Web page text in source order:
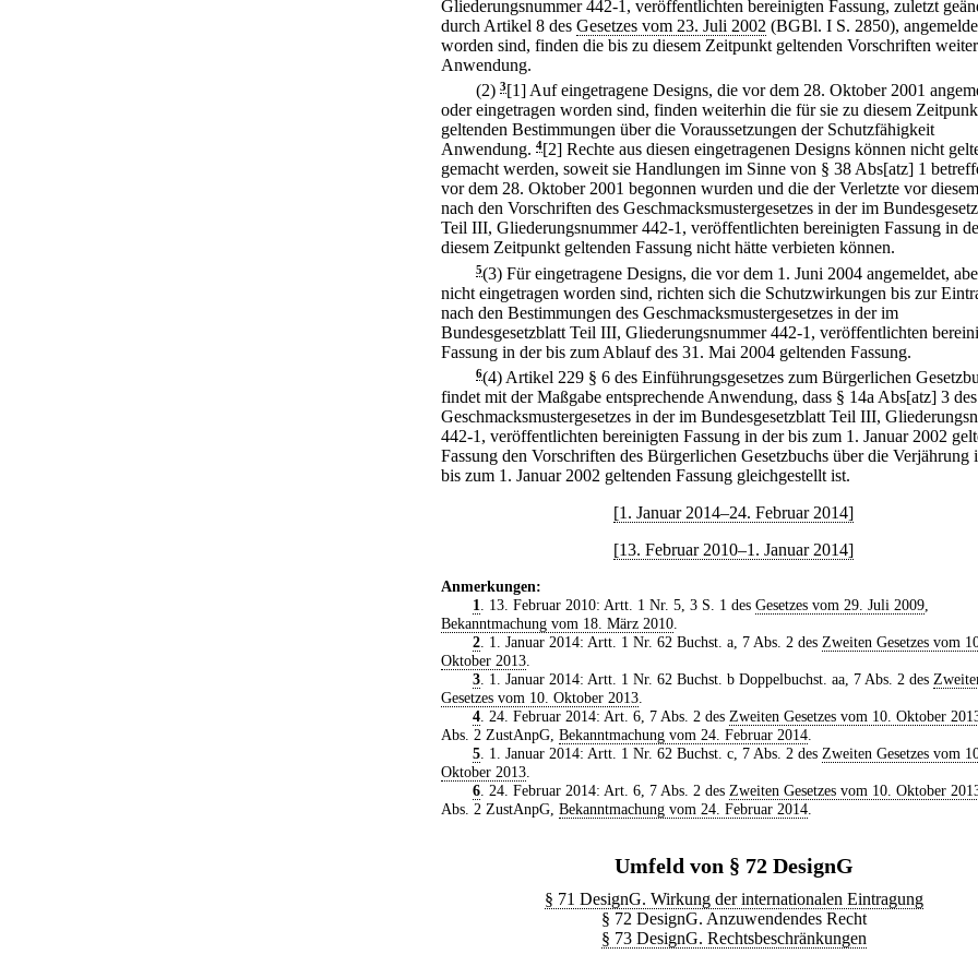
Gliederungsnummer 442-1, veröffentlichten bereinigten Fassung, zuletzt
durch Artikel 8 des Gesetzes vom 23. Juli 2002 (BGBl. I S. 2850),
worden sind, finden die bis zu diesem Zeitpunkt geltenden Vorschriften
Anwendung.
(2) 3[1] Auf eingetragene Designs, die vor dem 28. Oktober 2001
oder eingetragen worden sind, finden weiterhin die für sie zu diesem
geltenden Bestimmungen über die Voraussetzungen der Schutzfähigkeit
Anwendung. 4[2] Rechte aus diesen eingetragenen Designs können nicht
gemacht werden, soweit sie Handlungen im Sinne von § 38 Abs[atz] 1
vor dem 28. Oktober 2001 begonnen wurden und die der Verletzte vor
nach den Vorschriften des Geschmacksmustergesetzes in der im
Teil III, Gliederungsnummer 442-1, veröffentlichten bereinigten Fassung in
diesem Zeitpunkt geltenden Fassung nicht hätte verbieten können.
5(3) Für eingetragene Designs, die vor dem 1. Juni 2004 angemeldet,
nicht eingetragen worden sind, richten sich die Schutzwirkungen bis zur
nach den Bestimmungen des Geschmacksmustergesetzes in der im
Bundesgesetzblatt Teil III, Gliederungsnummer 442-1, veröffentlichten
Fassung in der bis zum Ablauf des 31. Mai 2004 geltenden Fassung.
6(4) Artikel 229 § 6 des Einführungsgesetzes zum Bürgerlichen
findet mit der Maßgabe entsprechende Anwendung, dass § 14a Abs[atz] 3 des
Geschmacksmustergesetzes in der im Bundesgesetzblatt Teil III,
442-1, veröffentlichten bereinigten Fassung in der bis zum 1. Januar 2002
Fassung den Vorschriften des Bürgerlichen Gesetzbuchs über die Verjährung
bis zum 1. Januar 2002 geltenden Fassung gleichgestellt ist.
[1. Januar 2014–24. Februar 2014]
[13. Februar 2010–1. Januar 2014]
Anmerkungen:
1
. 13. Februar 2010: Artt. 1 Nr. 5, 3 S. 1 des Gesetzes vom 29. Juli 2009,
Bekanntmachung vom 18. März 2010
2. 1. Januar 2014: Artt. 1 Nr. 62 Buchst. a, 7 Abs. 2 des Zweiten Gesetzes vom
Oktober 2013
3. 1. Januar 2014: Artt. 1 Nr. 62 Buchst. b Doppelbuchst. aa, 7 Abs. 2 des
Gesetzes vom 10. Oktober 2013
4. 24. Februar 2014: Art. 6, 7 Abs. 2 des Zweiten Gesetzes vom 10. Oktober
Abs. 2 ZustAnpG, Bekanntmachung vom 24. Februar 2014
5. 1. Januar 2014: Artt. 1 Nr. 62 Buchst. c, 7 Abs. 2 des Zweiten Gesetzes vom
Oktober 2013
6. 24. Februar 2014: Art. 6, 7 Abs. 2 des Zweiten Gesetzes vom 10. Oktober
Abs. 2 ZustAnpG, Bekanntmachung vom 24. Februar 2014
Umfeld von § 72 DesignG
§ 71 DesignG. Wirkung der internationalen Eintragung
§ 72 DesignG. Anzuwendendes Recht
§ 73 DesignG. Rechtsbeschränkungen